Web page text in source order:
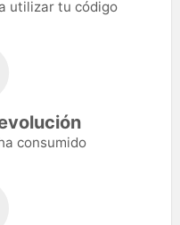
utilizar tu código
consumido